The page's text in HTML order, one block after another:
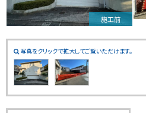
施工前
写真をクリックで拡大してご覧いただけます。